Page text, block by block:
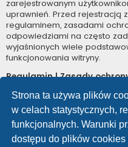
Strona ta używa plików
w celach statystycznych,
funkcjonalnych. Warunki
dostępu do plików
zarejestrowanym
uprawnień. Przed rejestracją
regulaminem, zasadami
odpowiedziami na często
wyjaśnionych wiele
funkcjonowania witryny.
Regulamin|Zasady
Zarejestruj się
Forum OC PL Strona